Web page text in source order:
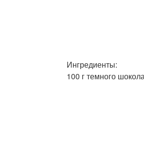
Ингредиенты:
100 г темного